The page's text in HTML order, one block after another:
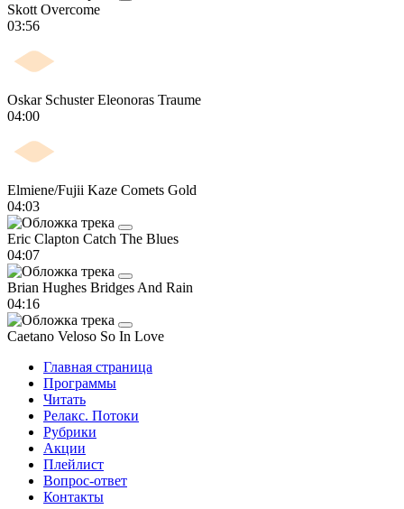
Skott Overcome
03:56
Oskar SchusterEleonoras Traume
04:00
Elmiene/Fujii Kaze Comets Gold
04:03
Eric Clapton Catch The Blues
04:07
Brian Hughes Bridges And Rain
04:16
Caetano Veloso So In Love
Главная страница
Программы
Читать
Релакс. Потоки
Рубрики
Акции
Плейлист
Вопрос-ответ
Контакты